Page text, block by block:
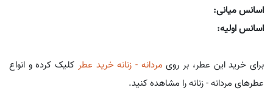
اسانس میانی:
اسانس اولیه:
برای خرید این عطر، بر روی مردانه - زنانه خرید عطر کلیک کرده و انواع
عطرهای مردانه - زنانه را مشاهده کنید.